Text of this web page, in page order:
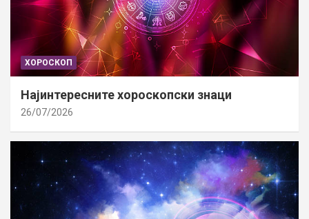
ХОРОСКОП
Најинтересните хороскопски знаци
26/07/2026